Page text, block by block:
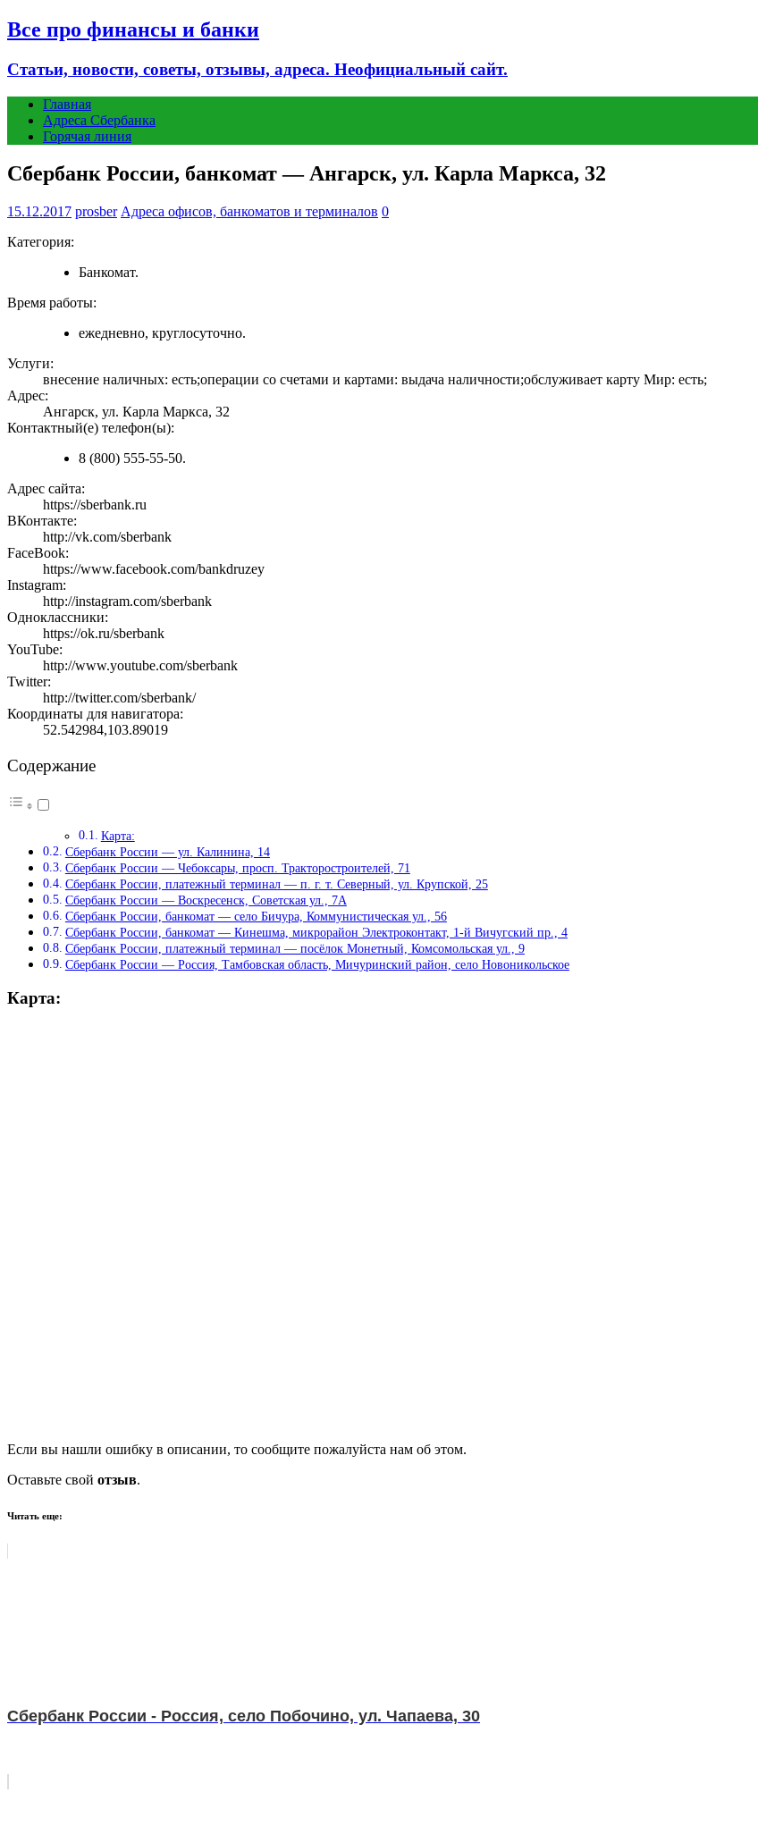
Все про финансы и банки
Статьи, новости, советы, отзывы, адреса. Неофициальный сайт.
Главная
Адреса Сбербанка
Горячая линия
Сбербанк России, банкомат — Ангарск, ул. Карла Маркса, 32
15.12.2017 prosber Адреса офисов, банкоматов и терминалов 0
Категория:
Банкомат.
Время работы:
ежедневно, круглосуточно.
Услуги:
внесение наличных: есть;операции со счетами и картами: выдача наличности;обслуживает карту Мир: есть;
Адрес:
Ангарск, ул. Карла Маркса, 32
Контактный(е) телефон(ы):
8 (800) 555-55-50.
Адрес сайта:
https://sberbank.ru
ВКонтакте:
http://vk.com/sberbank
FaceBook:
https://www.facebook.com/bankdruzey
Instagram:
http://instagram.com/sberbank
Одноклассники:
https://ok.ru/sberbank
YouTube:
http://www.youtube.com/sberbank
Twitter:
http://twitter.com/sberbank/
Координаты для навигатора:
52.542984,103.89019
Содержание
Карта:
Сбербанк России — ул. Калинина, 14
Сбербанк России — Чебоксары, просп. Тракторостроителей, 71
Сбербанк России, платежный терминал — п. г. т. Северный, ул. Крупской, 25
Сбербанк России — Воскресенск, Советская ул., 7А
Сбербанк России, банкомат — село Бичура, Коммунистическая ул., 56
Сбербанк России, банкомат — Кинешма, микрорайон Электроконтакт, 1-й Вичугский пр., 4
Сбербанк России, платежный терминал — посёлок Монетный, Комсомольская ул., 9
Сбербанк России — Россия, Тамбовская область, Мичуринский район, село Новоникольское
Карта:
Если вы нашли ошибку в описании, то сообщите пожалуйста нам об этом.
Оставьте свой отзыв.
Читать еще:
Сбербанк России - Россия, село Побочино, ул. Чапаева, 30